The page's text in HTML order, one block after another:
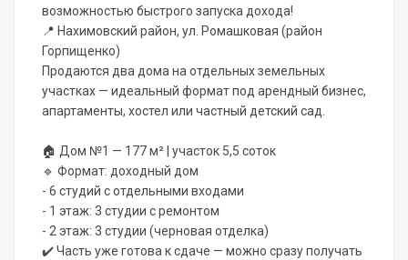
возможностью быстрого запуска дохода!
📍 Нахимовский район, ул. Ромашковая (район
Горпищенко)
Продаются два дома на отдельных земельных
участках — идеальный формат под арендный бизнес,
апартаменты, хостел или частный детский сад.
🏠 Дом №1 — 177 м² | участок 5,5 соток
🔹 Формат: доходный дом
- 6 студий с отдельными входами
- 1 этаж: 3 студии с ремонтом
- 2 этаж: 3 студии (черновая отделка)
✔️ Часть уже готова к сдаче — можно сразу получать